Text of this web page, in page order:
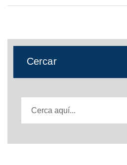
Cercar